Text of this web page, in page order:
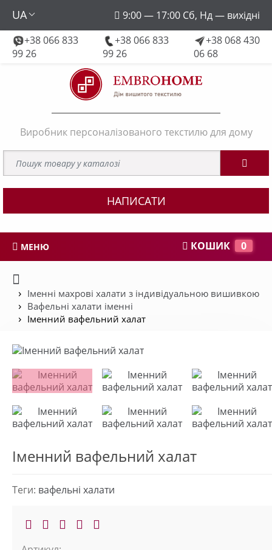
UA
9:00 — 17:00 Сб, Нд — вихідні
+38 066 833
99 26
+38 066 833
99 26
+38 068 430
06 68
embroforhome@gmail.com
Виробник персоналізованого текстилю для дому
НАПИСАТИ
МЕНЮ КОШИК 0
Іменні махрові халати з індивідуальною вишивкою
Вафельні халати іменні
Іменний вафельний халат
Іменний вафельний халат
Теги: вафельні халати